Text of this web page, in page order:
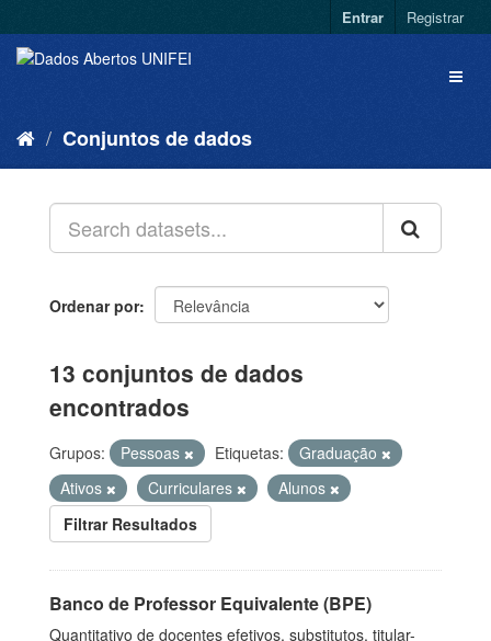
Entrar Registrar
Conjuntos de dados
Ordenar por
13 conjuntos de dados
encontrados
Grupos: Pessoas Etiquetas:
Graduação
Ativos
Curriculares
Alunos
Filtrar Resultados
Banco de Professor Equivalente (BPE)
Quantitativo de docentes efetivos, substitutos, titular-